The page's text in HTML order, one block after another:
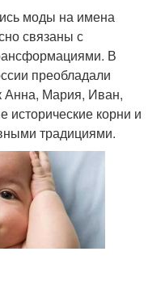
моды на имена
связаны с
В
преобладали
Анна, Мария, Иван,
исторические корни и
традициями.